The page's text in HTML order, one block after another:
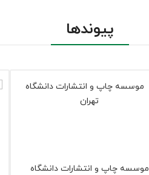
پیوندها
موسسه چاپ و انتشارات دانشگاه